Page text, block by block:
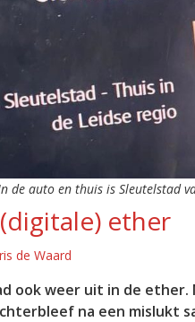
de auto en thuis is Sleutelstad
ether
de Waard
ook weer uit in de
na een mislukt